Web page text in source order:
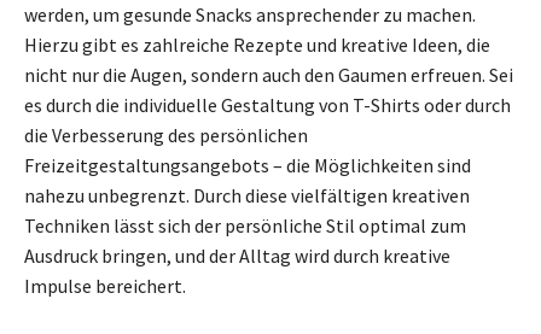
werden, um gesunde Snacks ansprechender zu machen.
Hierzu gibt es zahlreiche Rezepte und kreative Ideen, die
nicht nur die Augen, sondern auch den Gaumen erfreuen. Sei
es durch die individuelle Gestaltung von T-Shirts oder durch
die Verbesserung des persönlichen
Freizeitgestaltungsangebots – die Möglichkeiten sind
nahezu unbegrenzt. Durch diese vielfältigen kreativen
Techniken lässt sich der persönliche Stil optimal zum
Ausdruck bringen, und der Alltag wird durch kreative
Impulse bereichert.